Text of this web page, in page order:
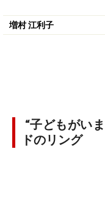
増村 江利子
“子どもがい
ドのリング